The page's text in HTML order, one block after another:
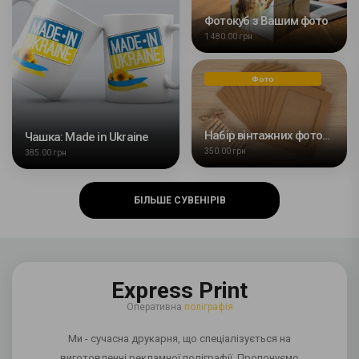
Чашка: Made in Ukraine
385.00 грн
Фотокуб з Вашим фото
1 480.00 грн
Фото
Набір вінтажних фоторамок з кліпсами
350.00 грн
БІЛЬШЕ СУВЕНІРІВ
Express Print
Оперативна поліграфія
Ми - сучасна друкарня, що спеціалізується на